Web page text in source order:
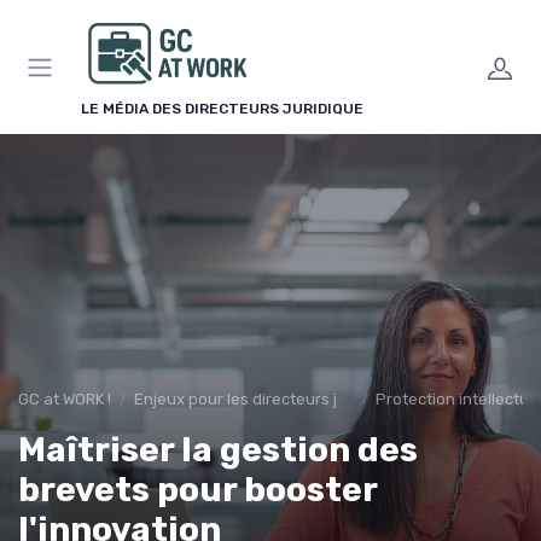
LE MÉDIA DES DIRECTEURS JURIDIQUE
GC at WORK ! Enjeux pour les directeurs juridiques Protection
Maîtriser la gestion des
brevets pour booster
l'innovation